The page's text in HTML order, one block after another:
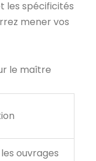
les spécificités
mener vos
le maître
ouvrages